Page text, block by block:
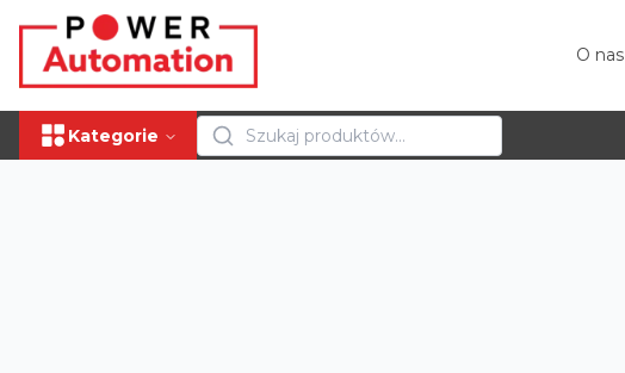
O nas
Kategorie